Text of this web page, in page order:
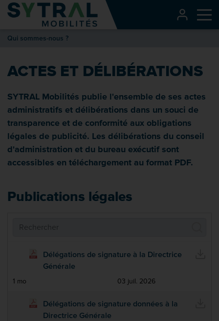
Contenu
Entête de page
Qui sommes-nous ?
ACTES ET DÉLIBÉRATIONS
SYTRAL Mobilités publie l'ensemble de ses actes
administratifs et délibérations dans un souci de
transparence et de conformité aux obligations
légales de publicité. Les délibérations du conseil
d'administration et du bureau exécutif sont
accessibles en téléchargement au format PDF.
Publications légales
Délégations de signature à la Directrice
Générale
1 mo 03 juil. 2026
Délégations de signature données à la
Directrice Générale